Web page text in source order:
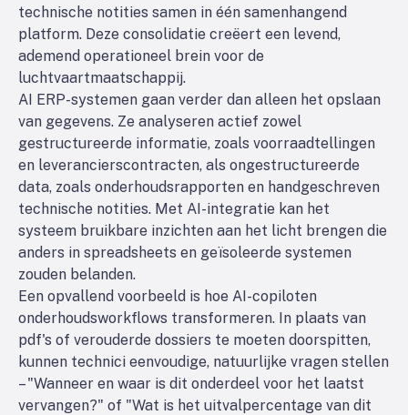
technische notities samen in één samenhangend
platform. Deze consolidatie creëert een levend,
ademend operationeel brein voor de
luchtvaartmaatschappij.
AI ERP-systemen gaan verder dan alleen het opslaan
van gegevens. Ze analyseren actief zowel
gestructureerde informatie, zoals voorraadtellingen
en leverancierscontracten, als ongestructureerde
data, zoals onderhoudsrapporten en handgeschreven
technische notities. Met AI-integratie kan het
systeem bruikbare inzichten aan het licht brengen die
anders in spreadsheets en geïsoleerde systemen
zouden belanden.
Een opvallend voorbeeld is hoe AI-copiloten
onderhoudsworkflows transformeren. In plaats van
pdf's of verouderde dossiers te moeten doorspitten,
kunnen technici eenvoudige, natuurlijke vragen stellen
– "Wanneer en waar is dit onderdeel voor het laatst
vervangen?" of "Wat is het uitvalpercentage van dit